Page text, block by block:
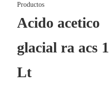
Productos
Acido acetico
glacial ra acs 1
Lt